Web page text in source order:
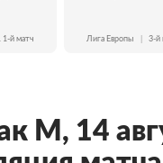
1-й матч Лига Европы 3-й
М, 14